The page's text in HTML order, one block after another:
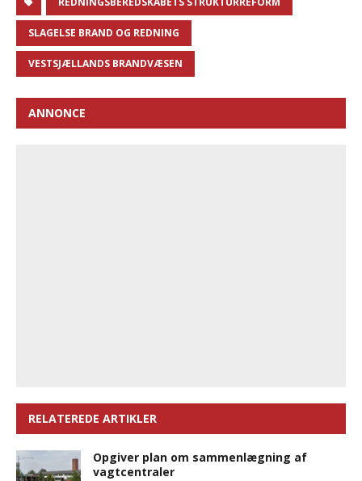
SLAGELSE BRAND OG REDNING
VESTSJÆLLANDS BRANDVÆSEN
ANNONCE
RELATEREDE ARTIKLER
Opgiver plan om sammenlægning af
vagtcentraler